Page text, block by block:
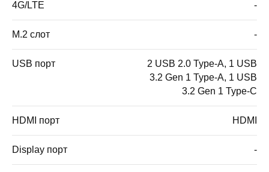
4G/LTE -
M.2 слот -
USB порт
2 USB 2.0 Type-A, 1 USB
3.2 Gen 1 Type-A, 1 USB
3.2 Gen 1 Type-C
HDMI порт HDMI
Display порт -